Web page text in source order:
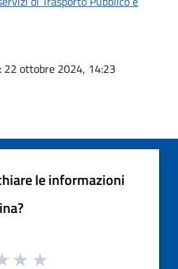
: 22 ottobre 2024, 14:23
le informazioni